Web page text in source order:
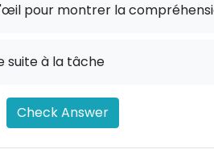
pour montrer la
suite à la tâche
Check Answer